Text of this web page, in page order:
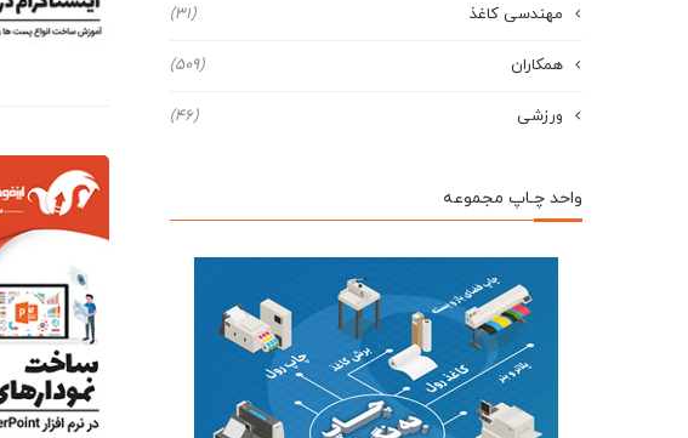
مهندسی کاغذ (31)
همکاران (509)
ورزشی (46)
واحد چـاپ مجموعه